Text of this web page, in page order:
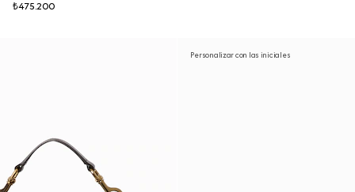
₺475.200
Personalizar con las iniciales